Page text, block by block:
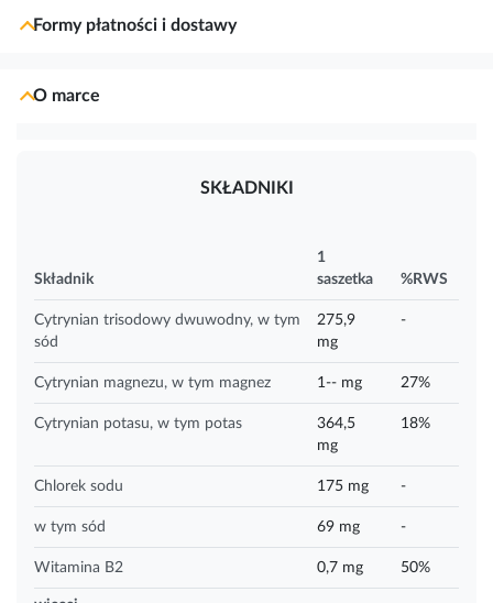
Formy płatności i dostawy
O marce
SKŁADNIKI
Składnik
1
saszetka
%RWS
Cytrynian trisodowy dwuwodny, w tym
sód
275,9
mg
-
Cytrynian magnezu, w tym magnez 1-- mg 27%
Cytrynian potasu, w tym potas
364,5
mg
18%
Chlorek sodu 175 mg -
w tym sód 69 mg -
Witamina B2 0,7 mg 50%